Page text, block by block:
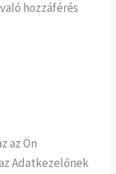
hozzáférés
az Ön
Adatkezelőnek